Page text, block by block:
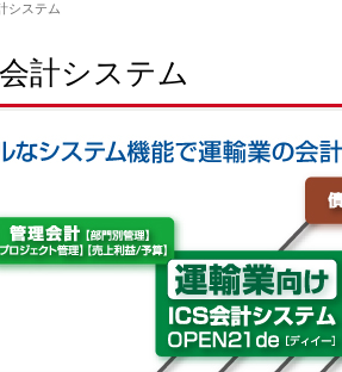
システム
計システム